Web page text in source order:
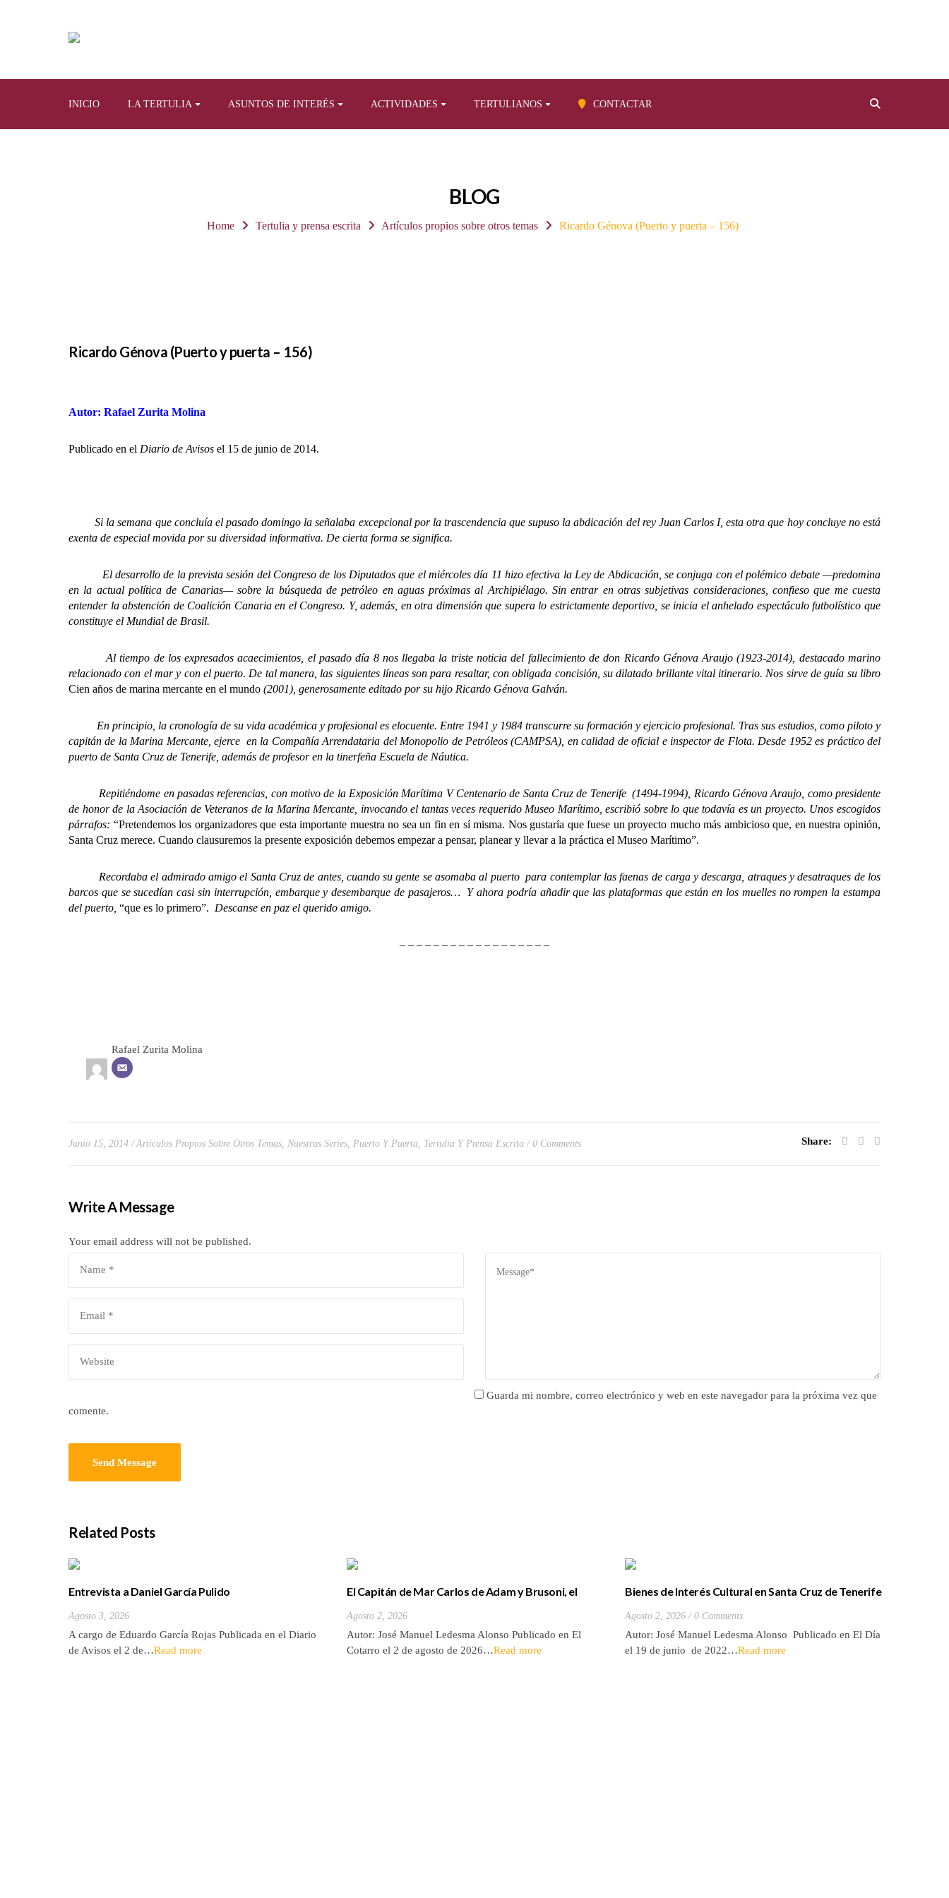
INICIO LA TERTULIA ASUNTOS DE INTERÉS ACTIVIDADES TERTULIANOS CONTACTAR
BLOG
Home Tertulia y prensa escrita Artículos propios sobre otros temas Ricardo Génova (Puerto y puerta – 156)
Ricardo Génova (Puerto y puerta – 156)
Autor: Rafael Zurita Molina
Publicado en el Diario de Avisos el 15 de junio de 2014.
Si la semana que concluía el pasado domingo la señalaba excepcional por la trascendencia que supuso la abdicación del rey Juan Carlos I, esta otra que hoy concluye no está
exenta de especial movida por su diversidad informativa. De cierta forma se significa.
El desarrollo de la prevista sesión del Congreso de los Diputados que el miércoles día 11 hizo efectiva la Ley de Abdicación, se conjuga con el polémico debate —predomina
en la actual política de Canarias— sobre la búsqueda de petróleo en aguas próximas al Archipiélago. Sin entrar en otras subjetivas consideraciones, confieso que me cuesta
entender la abstención de Coalición Canaria en el Congreso. Y, además, en otra dimensión que supera lo estrictamente deportivo, se inicia el anhelado espectáculo futbolístico que
constituye el Mundial de Brasil.
Al tiempo de los expresados acaecimientos, el pasado día 8 nos llegaba la triste noticia del fallecimiento de don Ricardo Génova Araujo (1923-2014), destacado marino
relacionado con el mar y con el puerto. De tal manera, las siguientes líneas son para resaltar, con obligada concisión, su dilatado brillante vital itinerario. Nos sirve de guía su libro
Cien años de marina mercante en el mundo (2001), generosamente editado por su hijo Ricardo Génova Galván.
En principio, la cronología de su vida académica y profesional es elocuente. Entre 1941 y 1984 transcurre su formación y ejercicio profesional. Tras sus estudios, como piloto y
capitán de la Marina Mercante, ejerce en la Compañía Arrendataria del Monopolio de Petróleos (CAMPSA), en calidad de oficial e inspector de Flota. Desde 1952 es práctico del
puerto de Santa Cruz de Tenerife, además de profesor en la tinerfeña Escuela de Náutica.
Repitiéndome en pasadas referencias, con motivo de la Exposición Marítima V Centenario de Santa Cruz de Tenerife (1494-1994), Ricardo Génova Araujo, como presidente
de honor de la Asociación de Veteranos de la Marina Mercante, invocando el tantas veces requerido Museo Marítimo, escribió sobre lo que todavía es un proyecto. Unos escogidos
párrafos: “Pretendemos los organizadores que esta importante muestra no sea un fin en sí misma. Nos gustaría que fuese un proyecto mucho más ambicioso que, en nuestra opinión,
Santa Cruz merece. Cuando clausuremos la presente exposición debemos empezar a pensar, planear y llevar a la práctica el Museo Marítimo”.
Recordaba el admirado amigo el Santa Cruz de antes, cuando su gente se asomaba al puerto para contemplar las faenas de carga y descarga, atraques y desatraques de los
barcos que se sucedían casi sin interrupción, embarque y desembarque de pasajeros… Y ahora podría añadir que las plataformas que están en los muelles no rompen la estampa
del puerto, “que es lo primero”. Descanse en paz el querido amigo.
– – – – – – – – – – – – – – – – – –
Rafael Zurita Molina
Junio 15, 2014 Artículos Propios Sobre Otros Temas Nuestras Series Puerto Y Puerta Tertulia Y Prensa Escrita 0 Comments Share:
Write A Message
Your email address will not be published.
Guarda mi nombre, correo electrónico y web en este navegador para la próxima vez que
comente.
Related Posts
Entrevista a Daniel García Pulido
Agosto 3, 2026
A cargo de Eduardo García Rojas Publicada en el Diario
de Avisos el 2 de…Read more
El Capitán de Mar Carlos de Adam y Brusoni, el
Agosto 2, 2026
Autor: José Manuel Ledesma Alonso Publicado en El
Cotarro el 2 de agosto de 2026…Read more
Bienes de Interés Cultural en Santa Cruz de Tenerife
Agosto 2, 2026 0 Comments
Autor: José Manuel Ledesma Alonso Publicado en El Día
el 19 de junio de 2022…Read more